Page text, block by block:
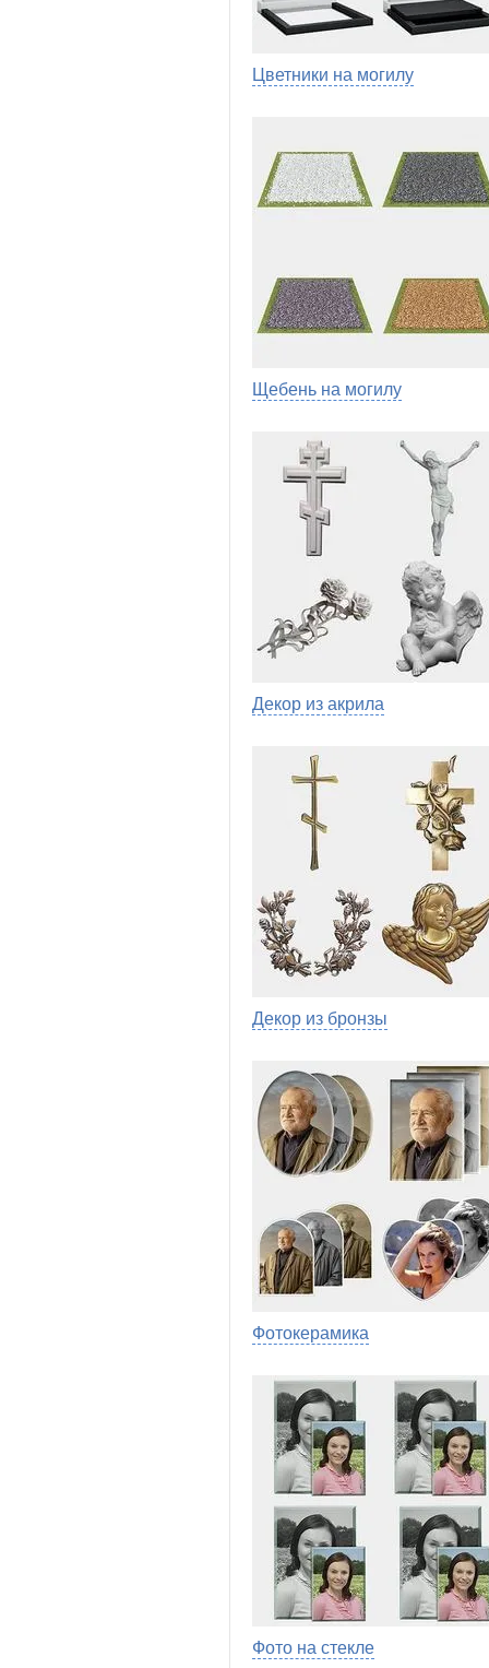
Цветники на могилу
Щебень на могилу
Декор из акрила
Декор из бронзы
Фотокерамика
Фото на стекле